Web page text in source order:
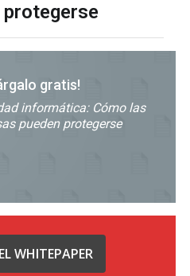
protegerse
gratis!
informática: Cómo las
pueden protegerse
WHITEPAPER